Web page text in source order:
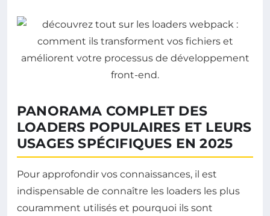
PANORAMA COMPLET DES
LOADERS POPULAIRES ET LEURS
USAGES SPÉCIFIQUES EN 2025
Pour approfondir vos connaissances, il est
indispensable de connaître les loaders les plus
couramment utilisés et pourquoi ils sont